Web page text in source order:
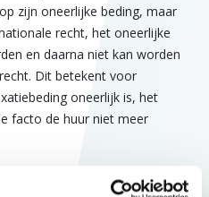
zijn oneerlijke beding, maar
recht, het oneerlijke
en daarna niet kan worden
Dit betekent voor
oneerlijk is, het
facto de huur niet meer